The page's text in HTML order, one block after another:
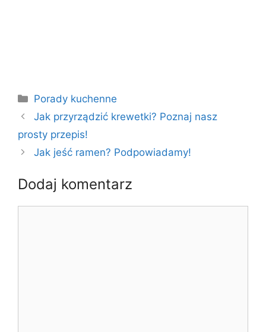
Kategorie
Porady kuchenne
Jak przyrządzić krewetki? Poznaj nasz
prosty przepis!
Jak jeść ramen? Podpowiadamy!
Dodaj komentarz